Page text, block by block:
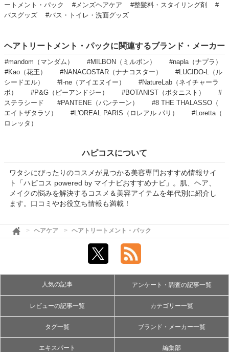
ートメント・パック
#メンズヘアケア #整髪料・スタイリング剤
#
バスグッズ
#バス・トイレ・洗面グッズ
ヘアトリートメント・パックに関連するブランド・メーカー
#mandom（マンダム） #MILBON（ミルボン）
#napla（ナプラ）
#Kao（花王）
#NANACOSTAR（ナナコスター）
#LUCIDO-L（ル
シードエル）
#I-ne（アイエヌイー）
#NatureLab（ネイチャーラ
ボ）
#P&G（ピーアンドジー） #BOTANIST（ボタニスト）
#
ステラシード
#PANTENE（パンテーン）
#8 THE THALASSO（
エイトザタラソ）
#L'OREAL PARIS（ロレアル パリ）
#Loretta（
ロレッタ）
ハピコスについて
ワタシにぴったりのコスメが見つかる美容専門おすすめ情報サイ
ト「ハピコス powered by マイナビおすすめナビ」。肌、ヘア、
メイクの悩みを解決するコスメ＆美容アイテムを年代別に紹介し
ます。口コミやお役立ち情報も満載！
ヘアケア ヘアトリートメント・パック
人気の記事 アンケート・調査の記事一覧
レビューの記事一覧 カテゴリー一覧
タグ一覧 ブランド・メーカー一覧
エキスパート 編集部